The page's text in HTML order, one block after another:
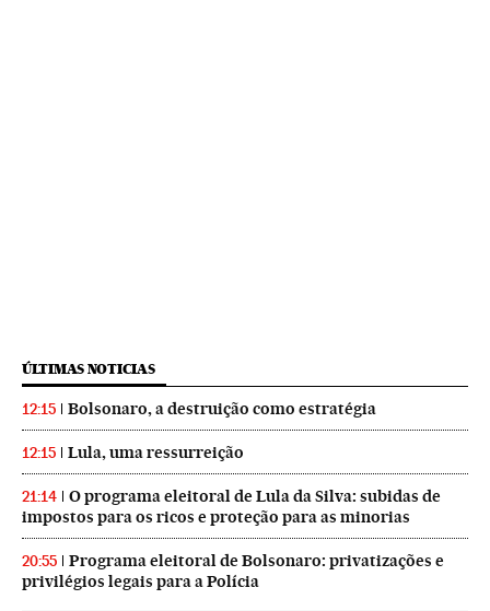
ÚLTIMAS NOTICIAS
12:15 Bolsonaro, a destruição como estratégia
12:15 Lula, uma ressurreição
21:14
O programa eleitoral de Lula da Silva: subidas de
impostos para os ricos e proteção para as minorias
20:55
Programa eleitoral de Bolsonaro: privatizações e
privilégios legais para a Polícia